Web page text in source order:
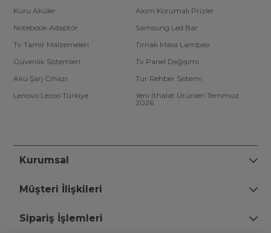
Kuru Aküler
Akım Korumalı Prizler
Notebook Adaptör
Samsung Led Bar
Tv Tamir Malzemeleri
Tırnak Masa Lambası
Güvenlik Sistemleri
Tv Panel Değişimi
Akü Şarj Cihazı
Tur Rehber Sistemi
Lenovo Lecoo Türkiye
Yeni İthalat Ürünleri Temmuz
2026
Kurumsal
Müşteri İlişkileri
Sipariş İşlemleri